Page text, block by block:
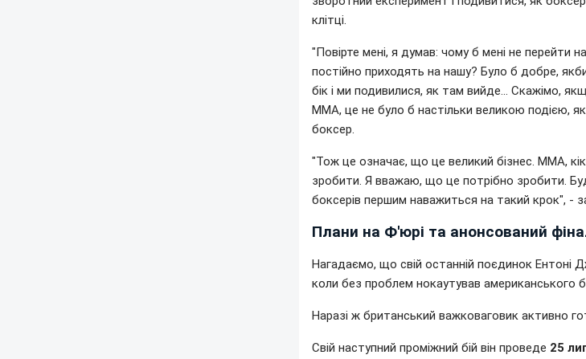
клітці.
"Повірте мені, я думав: чому б мені не перейти
постійно приходять на нашу? Було б добре,
бік і ми подивилися, як там вийде... Скажімо,
ММА, це не було б настільки великою подією, як
боксер.
"Тож це означає, що це великий бізнес. ММА,
зробити. Я вважаю, що це потрібно зробити.
боксерів першим наважиться на такий крок", -
Плани на Ф'юрі та анонсований
Нагадаємо, що свій останній поєдинок Ентоні
коли без проблем нокаутував
Наразі ж британський важковаговик активно
Свій наступний проміжний бій він проведе 25